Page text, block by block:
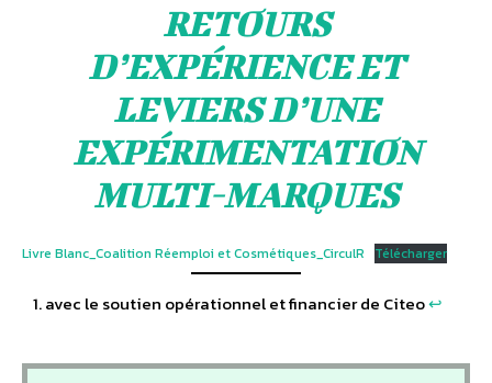
RETOURS
D’EXPÉRIENCE ET
LEVIERS D’UNE
EXPÉRIMENTATION
MULTI-MARQUES
Livre Blanc_Coalition Réemploi et Cosmétiques_CirculR Télécharger
avec le soutien opérationnel et financier de Citeo↩︎